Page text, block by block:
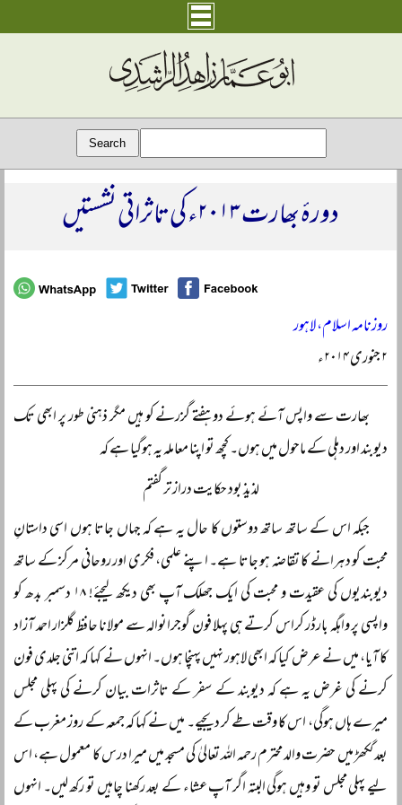
دورۂ بھارت ۲۰۱۳ء کی تاثراتی نشستیں
روزنامہ اسلام، لاہور
۲ جنوری ۲۰۱۴ء
بھارت سے واپس آئے ہوئے دو ہفتے گزرنے کو ہیں مگر ذہنی طور پر ابھی تک
دیوبند اور دہلی کے ماحول میں ہوں۔ کچھ تو اپنا معاملہ یہ ہوگیا ہے کہ
لذیذ بود حکایت دراز تر گفتم
جبکہ اس کے ساتھ ساتھ دوستوں کا حال یہ ہے کہ جہاں جاتا ہوں اسی داستانِ
محبت کو دہرانے کا تقاضہ ہو جاتا ہے۔ اپنے علمی، فکری اور روحانی مرکز کے ساتھ
دیوبندیوں کی عقیدت و محبت کی ایک جھلک آپ بھی دیکھ لیجئے! ۱۸ دسمبر بدھ کو
واپسی پر واہگہ بارڈر کراس کرتے ہی پہلا فون گوجرانوالہ سے مولانا حافظ گلزار احمد آزاد
کا آیا، میں نے عرض کیا کہ ابھی لاہور نہیں پہنچا ہوں۔ انہوں نے کہا کہ اتنی جلدی فون
کرنے کی غرض یہ ہے کہ دیوبند کے سفر کے تاثرات بیان کرنے کی پہلی مجلس
میرے ہاں ہوگی، اس کا وقت طے کر دیجیے۔ میں نے کہا کہ جمعہ کے روز مغرب کے
بعد گکھڑ میں حضرت والد محترم رحمہ اللہ تعالیٰ کی مسجد میں میرا درس کا معمول ہے، اس
لیے پہلی مجلس تو وہیں ہوگی البتہ اگر آپ عشاء کے بعد رکھنا چاہیں تو رکھ لیں۔ انہوں